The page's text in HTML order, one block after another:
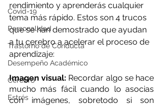
Covid-19
Personalidad
Trastorno de Conducta
Desempeño Académico
Cerebro
Estrés
rendimiento y aprenderás cualquier
tema más rápido. Estos son 4 trucos
que se han demostrado que ayudan
a tu cerebro a acelerar el proceso de
aprendizaje:
Imagen visual: Recordar algo se hace
mucho más fácil cuando lo asocias
con imágenes, sobretodo si son